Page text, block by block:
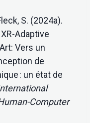
S. (2024a).
Adaptive
Vers un
de
: un état de
Computer